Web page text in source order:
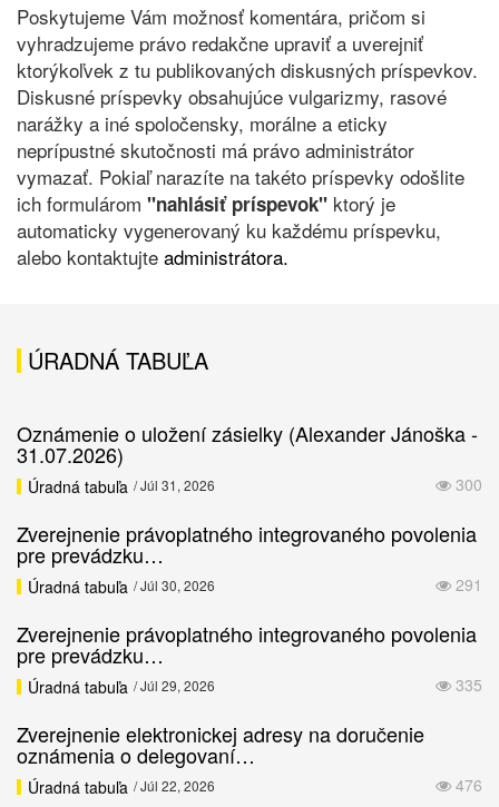
Poskytujeme Vám možnosť komentára, pričom si
vyhradzujeme právo redakčne upraviť a uverejniť
ktorýkoľvek z tu publikovaných diskusných príspevkov.
Diskusné príspevky obsahujúce vulgarizmy, rasové
narážky a iné spoločensky, morálne a eticky
neprípustné skutočnosti má právo administrátor
vymazať. Pokiaľ narazíte na takéto príspevky odošlite
ich formulárom "nahlásiť príspevok" ktorý je
automaticky vygenerovaný ku každému príspevku,
alebo kontaktujte administrátora.
ÚRADNÁ TABUĽA
Oznámenie o uložení zásielky (Alexander Jánoška -
31.07.2026)
300
Úradná tabuľa / Júl 31, 2026
Zverejnenie právoplatného integrovaného povolenia
pre prevádzku…
291
Úradná tabuľa / Júl 30, 2026
Zverejnenie právoplatného integrovaného povolenia
pre prevádzku…
335
Úradná tabuľa / Júl 29, 2026
Zverejnenie elektronickej adresy na doručenie
oznámenia o delegovaní…
476
Úradná tabuľa / Júl 22, 2026